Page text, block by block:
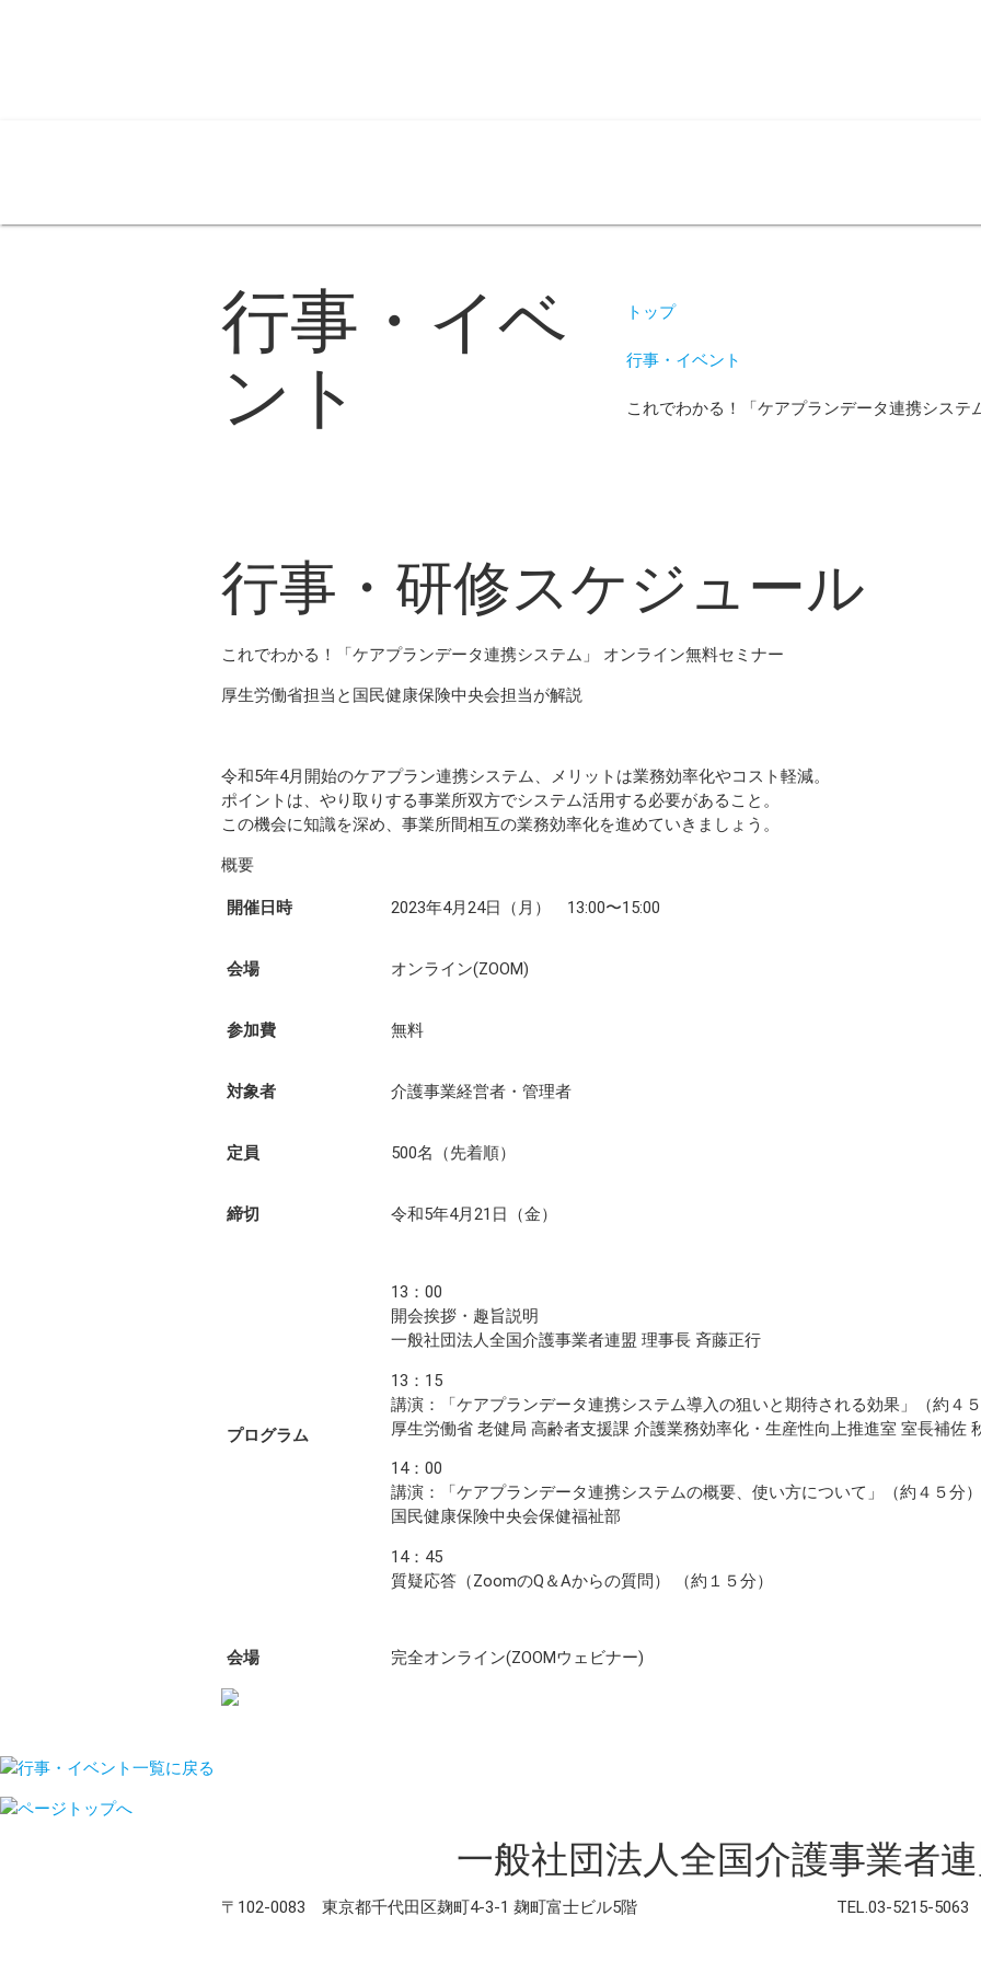
トップ
行事・イベント
これでわかる！「ケアプランデータ連携シス
行事・イベ
ント
行事・研修スケジュール
これでわかる！「ケアプランデータ連携システム」 オンライン無料セミナー
厚生労働省担当と国民健康保険中央会担当が解説
令和5年4月開始のケアプラン連携システム、メリットは業務効率化やコスト軽減。
ポイントは、やり取りする事業所双方でシステム活用する必要があること。
この機会に知識を深め、事業所間相互の業務効率化を進めていきましょう。
概要
開催日時 2023年4月24日（月） 13:00〜15:00
会場 オンライン(ZOOM)
参加費 無料
対象者 介護事業経営者・管理者
定員 500名（先着順）
締切 令和5年4月21日（金）
プログラム
13：00
開会挨拶・趣旨説明
一般社団法人全国介護事業者連盟 理事長 斉藤正行
13：15
講演：「ケアプランデータ連携システム導入の狙いと期待される効果」（約４５
厚生労働省 老健局 高齢者支援課 介護業務効率化・生産性向上推進室 室長補佐
14：00
講演：「ケアプランデータ連携システムの概要、使い方について」（約４５分）
国民健康保険中央会保健福祉部
14：45
質疑応答（ZoomのQ＆Aからの質問） （約１５分）
会場 完全オンライン(ZOOMウェビナー)
行事・イベント一覧に戻る
一般社団法人全国介護事業者
〒102-0083 東京都千代田区麹町4-3-1 麹町富士ビル5階 TEL.03-5215-5063